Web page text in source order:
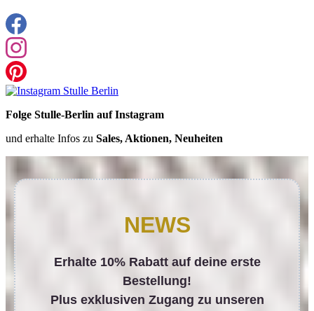
Folge Stulle-Berlin auf Instagram
und erhalte Infos zu Sales, Aktionen, Neuheiten
NEWS
Erhalte 10% Rabatt auf deine erste
Bestellung!
Plus exklusiven Zugang zu unseren